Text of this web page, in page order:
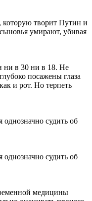
которую творит Путин и
умирают, убивая
ни в 30 ни в 18. Не
посажены глаза
и рот. Но терпеть
судить об
судить об
медицины